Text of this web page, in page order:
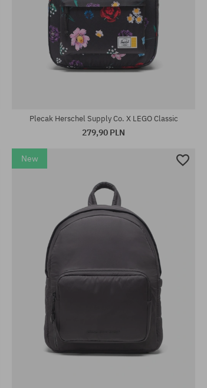
Plecak Herschel Supply Co. X LEGO Classic
279,90 PLN
New